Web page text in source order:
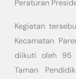
Peraturan
Kegiatan
Kecamatan
diikuti oleh 95
Taman